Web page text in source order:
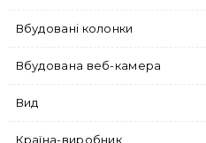
Вбудовані колонки
Вбудована веб-камера
Вид
Країна-виробник